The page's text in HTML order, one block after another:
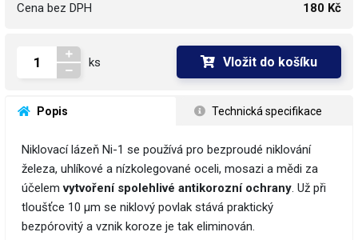
Cena bez DPH 180 Kč
ks Vložit do košíku
Popis Technická specifikace
Niklovací lázeň Ni-1 se používá pro bezproudé niklování
železa, uhlíkové a nízkolegované oceli, mosazi a mědi za
účelemvytvoření spolehlivé antikorozní ochrany. Už při
tloušťce 10 μm se niklový povlak stává praktický
bezpórovitý a vznik koroze je tak eliminován.